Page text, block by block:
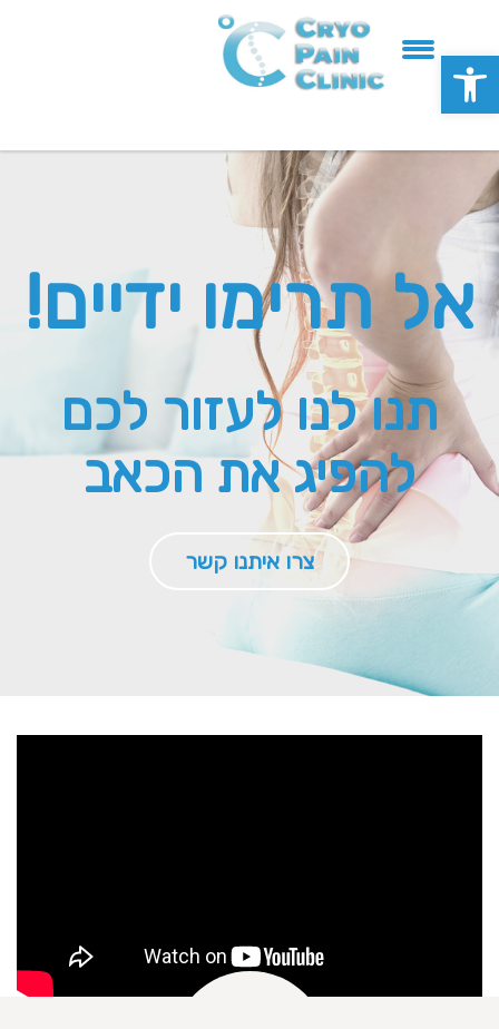
פתח סרגל נגישות
אל תרימו ידיים!
להפיג את הכאב
תנו לנו לעזור לכם
צרו איתנו קשר